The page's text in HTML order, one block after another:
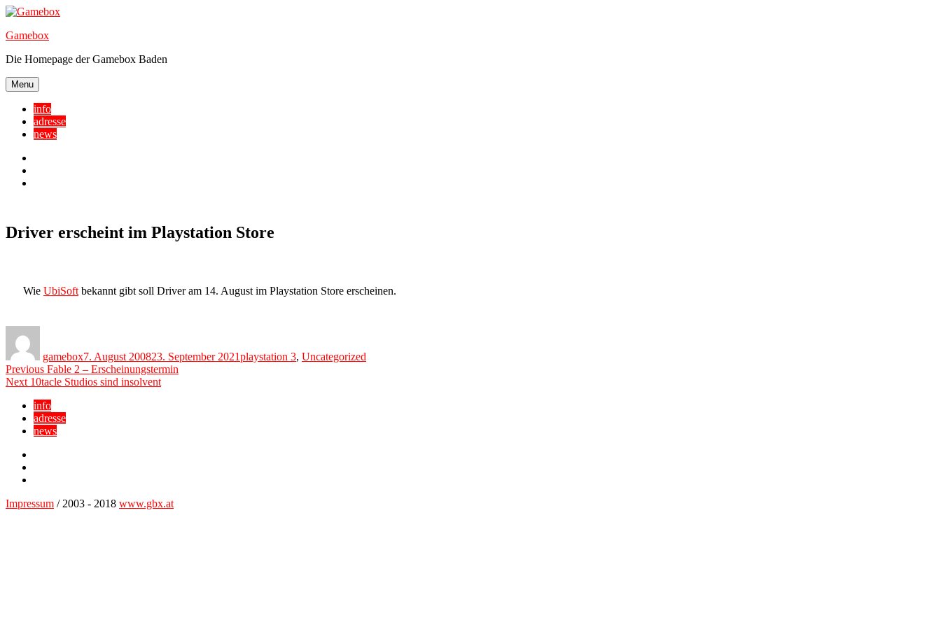
Skip
content
Gamebox
Die Homepage der Gamebox Baden
Menu
info
adresse
news
Driver erscheint im Playstation Store
Wie UbiSoft bekannt gibt soll Driver am 14. August im Playstation Store erscheinen.
gamebox7. August 200823. September 2021playstation 3, Uncategorized
Beitragsnavigation
Previous Previous
post:
Fable 2 – Erscheinungstermin
Next Next
10tacle Studios sind insolvent
info
adresse
news
Impressum / 2003 - 2018 www.gbx.at